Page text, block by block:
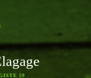
59